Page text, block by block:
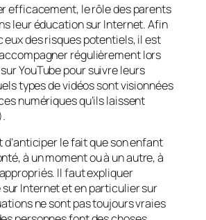
efficacement, le rôle des parents
leur éducation sur Internet. Afin
eux des risques potentiels, il est
régulièrement lors
YouTube pour suivre leurs
types de vidéos sont visionnées
numériques qu’ils laissent
d’anticiper le fait que son enfant
à un moment ou à un autre, à
Il faut expliquer
Internet et en particulier sur
ne sont pas toujours vraies